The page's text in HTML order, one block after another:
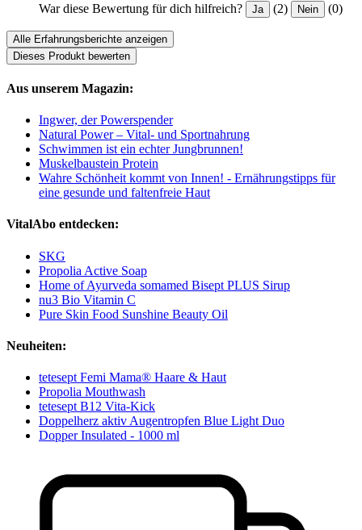
War diese Bewertung für dich hilfreich? Ja (2) Nein (0)
Alle Erfahrungsberichte anzeigen
Dieses Produkt bewerten
Aus unserem Magazin:
Ingwer, der Powerspender
Natural Power – Vital- und Sportnahrung
Schwimmen ist ein echter Jungbrunnen!
Muskelbaustein Protein
Wahre Schönheit kommt von Innen! - Ernährungstipps für
eine gesunde und faltenfreie Haut
VitalAbo entdecken:
SKG
Propolia Active Soap
Home of Ayurveda somamed Bisept PLUS Sirup
nu3 Bio Vitamin C
Pure Skin Food Sunshine Beauty Oil
Neuheiten:
tetesept Femi Mama® Haare & Haut
Propolia Mouthwash
tetesept B12 Vita-Kick
Doppelherz aktiv Augentropfen Blue Light Duo
Dopper Insulated - 1000 ml